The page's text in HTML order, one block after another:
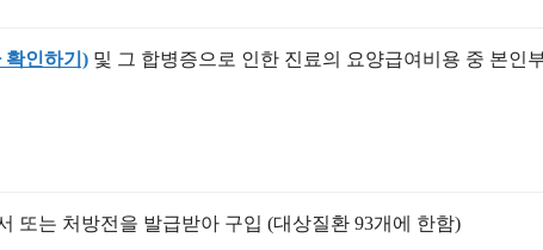
확인하기) 및 그 합병증으로 인한 진료의 요양급여비용 중 본인
또는 처방전을 발급받아 구입 (대상질환 93개에 한함)